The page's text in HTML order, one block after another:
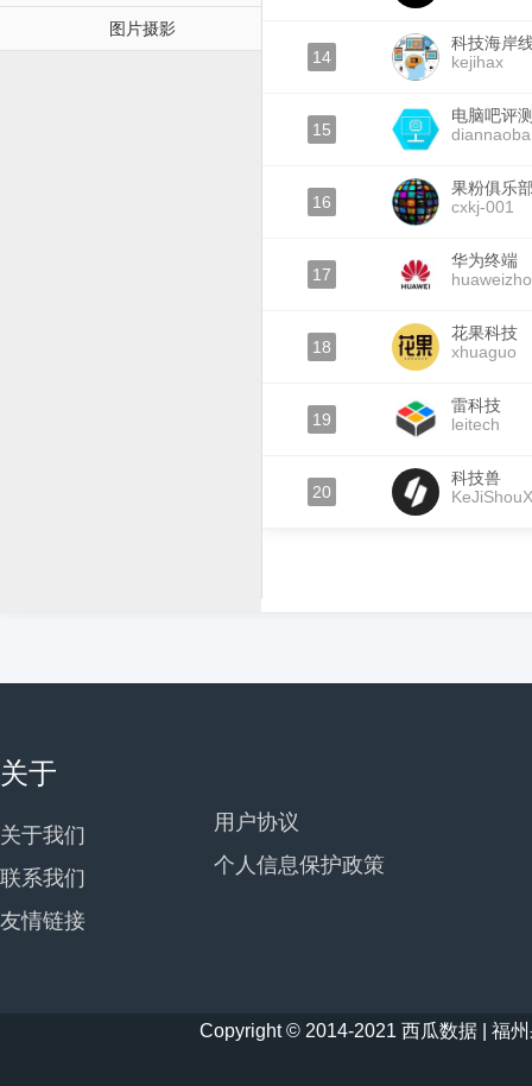
图片摄影
14
科技海岸
kejihax
15
电脑吧评
16
果粉俱乐
cxkj-001
17
华为终端
18
花果科技
xhuaguo
19
雷科技
leitech
20
科技兽
KeJiShouX
关于
关于我们
联系我们
友情链接
用户协议
个人信息保护政策
Copyright © 2014-2021 西瓜数据 | 福